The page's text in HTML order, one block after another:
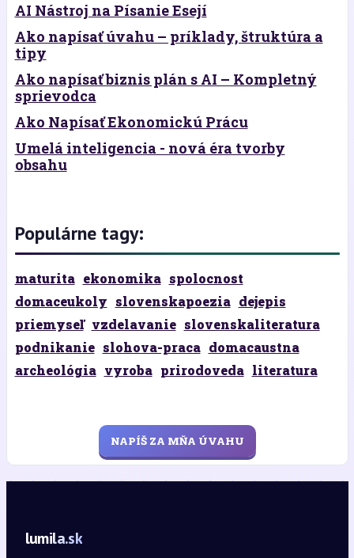
AI Nástroj na Písanie Esejí
Ako napísať úvahu – príklady, štruktúra a
tipy
Ako napísať biznis plán s AI – Kompletný
sprievodca
Ako Napísať Ekonomickú Prácu
Umelá inteligencia - nová éra tvorby
obsahu
Populárne tagy:
maturita ekonomika spolocnost
domaceukoly slovenskapoezia dejepis
priemyseľ vzdelavanie slovenskaliteratura
podnikanie slohova-praca domacaustna
archeológia vyroba prirodoveda literatura
NAPÍŠ ZA MŇA ÚVAHU
lumila.sk